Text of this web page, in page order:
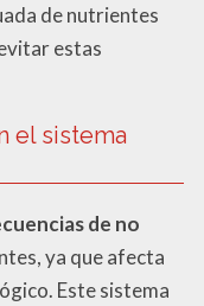
de nutrientes
estas
el sistema
de no
ya que afecta
Este sistema